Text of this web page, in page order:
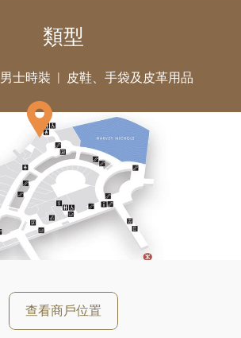
類型
男士時裝 皮鞋、手袋及皮革用品
查看商戶位置
好